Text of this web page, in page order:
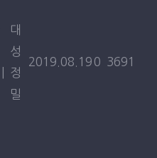
대
성
정
밀
2019.08.19 0 3691